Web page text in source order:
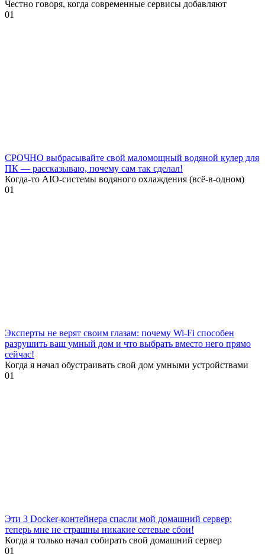
Честно говоря, когда современные сервисы добавляют
01
СРОЧНО выбрасывайте свой маломощный водяной кулер для
ПК — рассказываю, почему сам так сделал!
Когда-то AIO-системы водяного охлаждения (всё-в-одном)
01
Эксперты не верят своим глазам: почему Wi-Fi способен
разрушить ваш умный дом и что выбрать вместо него прямо
сейчас!
Когда я начал обустраивать свой дом умными устройствами
01
Эти 3 Docker-контейнера спасли мой домашний сервер:
теперь мне не страшны никакие сетевые сбои!
Когда я только начал собирать свой домашний сервер
01